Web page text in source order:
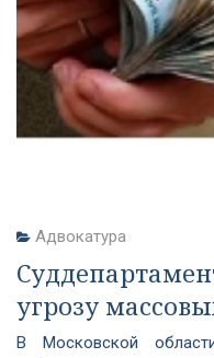
Адвокатура
угрозу
В Московской